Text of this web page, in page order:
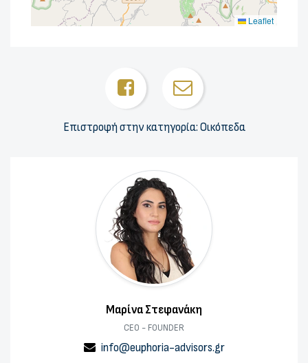
Leaflet
Επιστροφή στην κατηγορία: Οικόπεδα
Μαρίνα Στεφανάκη
CEO - FOUNDER
info@euphoria-advisors.gr